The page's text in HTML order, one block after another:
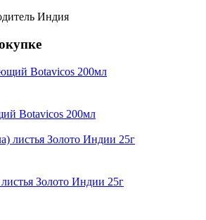
Индия
Botavicos 200мл
Золото Индии 25г